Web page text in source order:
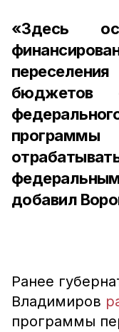
«Здесь
бюджетов
добавил
Ранее
Владимиров
программы